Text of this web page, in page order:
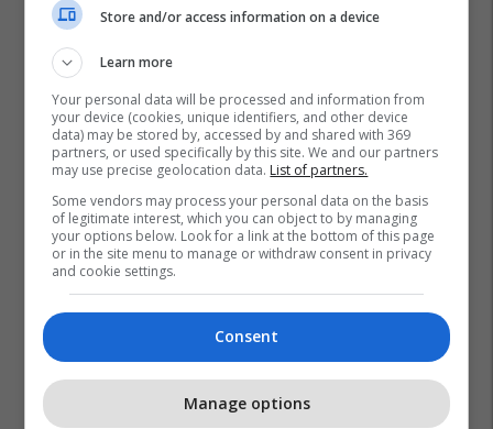
Store and/or access information on a device
Learn more
Your personal data will be processed and information from
your device (cookies, unique identifiers, and other device
data) may be stored by, accessed by and shared with 369
partners, or used specifically by this site. We and our partners
may use precise geolocation data. List of partners.
Some vendors may process your personal data on the basis
of legitimate interest, which you can object to by managing
your options below. Look for a link at the bottom of this page
or in the site menu to manage or withdraw consent in privacy
and cookie settings.
Consent
Manage options